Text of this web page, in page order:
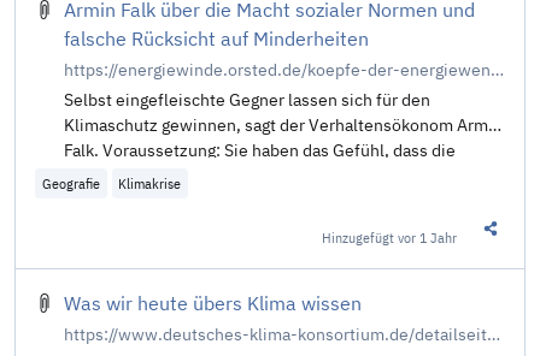
Armin Falk über die Macht sozialer Normen und
falsche Rücksicht auf Minderheiten
https://energiewinde.orsted.de/koepfe-der-energiewende/armin-falk-klimaschutz-soziale-normen-keiner-will-der-dumme-sein
Selbst eingefleischte Gegner lassen sich für den
Klimaschutz gewinnen, sagt der Verhaltensökonom Armin
Falk. Voraussetzung: Sie haben das Gefühl, dass die
gesellschaftliche Mehrheit dahintersteht.
Geografie Klimakrise
Hinzugefügtvor 1 Jahr
Was wir heute übers Klima wissen
https://www.deutsches-klima-konsortium.de/detailseite/was-wir-heute-uebers-klima-wissen/